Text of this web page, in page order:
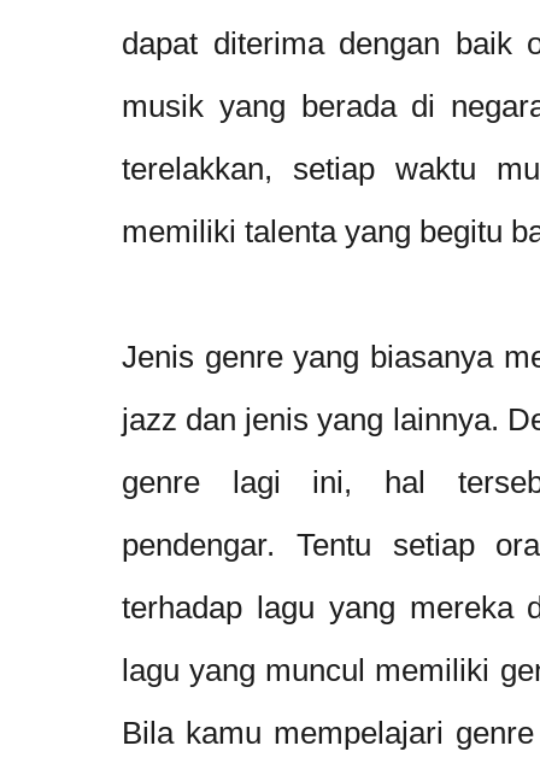
dapat diterima dengan baik
musik yang berada di
terelakkan, setiap waktu
memiliki talenta yang begitu
Jenis genre yang biasanya
jazz dan jenis yang lainnya.
genre lagi ini, hal
pendengar. Tentu setiap
terhadap lagu yang mereka
lagu yang muncul memiliki
Bila kamu mempelajari